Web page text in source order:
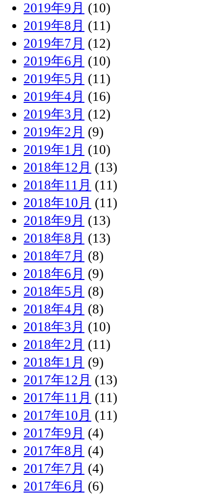
2019年9月 (10)
2019年8月 (11)
2019年7月 (12)
2019年6月 (10)
2019年5月 (11)
2019年4月 (16)
2019年3月 (12)
2019年2月 (9)
2019年1月 (10)
2018年12月 (13)
2018年11月 (11)
2018年10月 (11)
2018年9月 (13)
2018年8月 (13)
2018年7月 (8)
2018年6月 (9)
2018年5月 (8)
2018年4月 (8)
2018年3月 (10)
2018年2月 (11)
2018年1月 (9)
2017年12月 (13)
2017年11月 (11)
2017年10月 (11)
2017年9月 (4)
2017年8月 (4)
2017年7月 (4)
2017年6月 (6)